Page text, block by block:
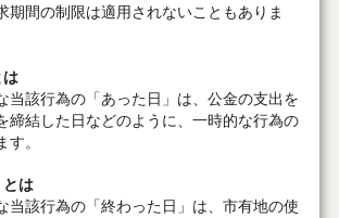
期間の制限は適用されないこともありま
は
該行為の「あった日」は、公金の支出を
締結した日などのように、一時的な行為の
す。
は
当該行為の「終わった日」は、市有地の使